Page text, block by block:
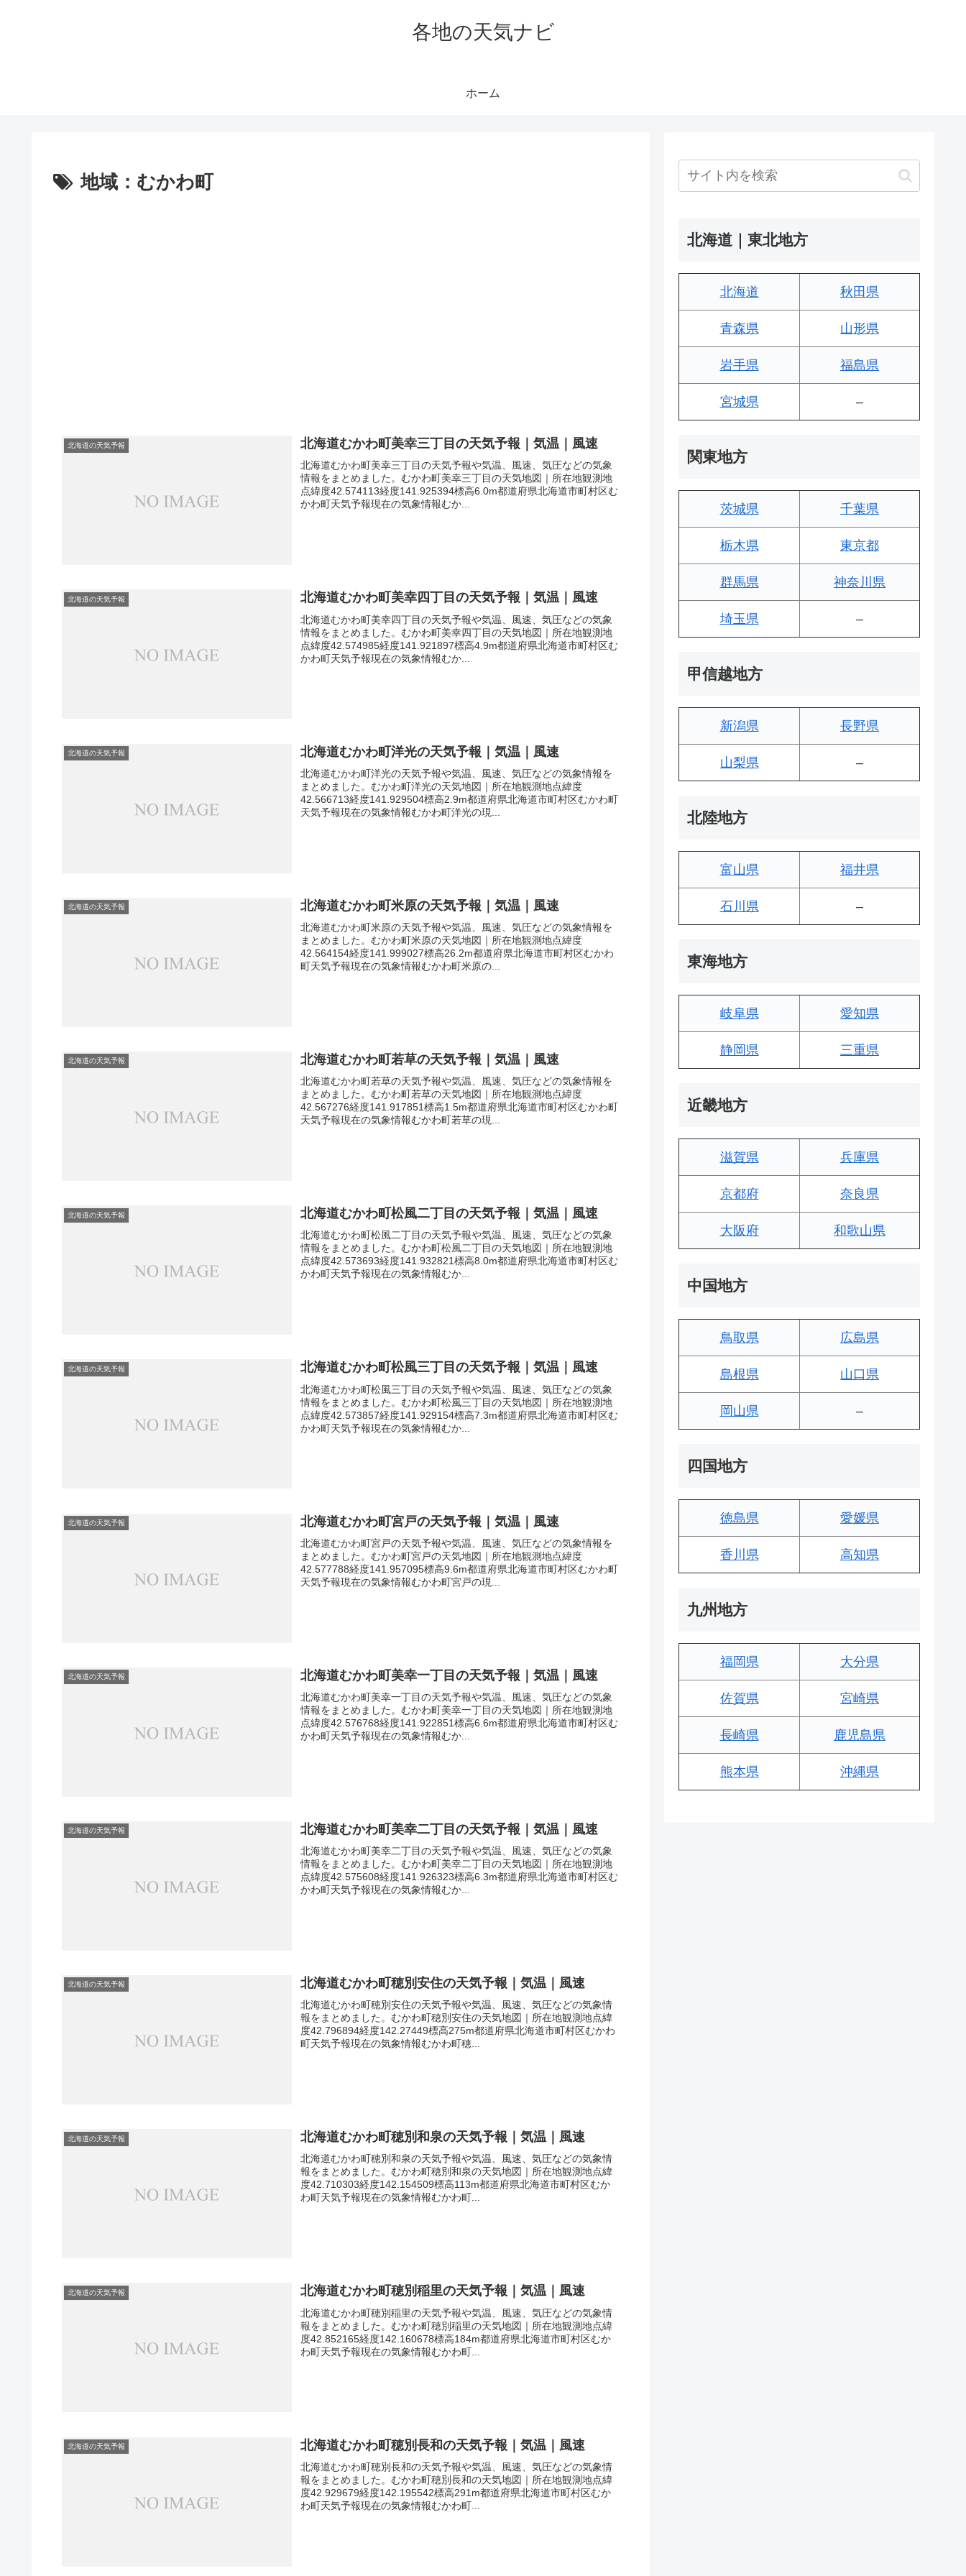
各地の天気ナビ
ホーム
地域：むかわ町
北海道の天気予報 北海道むかわ町美幸三丁目の天気予報｜気温｜風速
北海道むかわ町美幸三丁目の天気予報や気温、風速、気圧などの気象
情報をまとめました。むかわ町美幸三丁目の天気地図｜所在地観測地
点緯度42.574113経度141.925394標高6.0m都道府県北海道市町村区む
かわ町天気予報現在の気象情報むか...
北海道の天気予報 北海道むかわ町美幸四丁目の天気予報｜気温｜風速
北海道むかわ町美幸四丁目の天気予報や気温、風速、気圧などの気象
情報をまとめました。むかわ町美幸四丁目の天気地図｜所在地観測地
点緯度42.574985経度141.921897標高4.9m都道府県北海道市町村区む
かわ町天気予報現在の気象情報むか...
北海道の天気予報 北海道むかわ町洋光の天気予報｜気温｜風速
北海道むかわ町洋光の天気予報や気温、風速、気圧などの気象情報を
まとめました。むかわ町洋光の天気地図｜所在地観測地点緯度
42.566713経度141.929504標高2.9m都道府県北海道市町村区むかわ町
天気予報現在の気象情報むかわ町洋光の現...
北海道の天気予報 北海道むかわ町米原の天気予報｜気温｜風速
北海道むかわ町米原の天気予報や気温、風速、気圧などの気象情報を
まとめました。むかわ町米原の天気地図｜所在地観測地点緯度
42.564154経度141.999027標高26.2m都道府県北海道市町村区むかわ
町天気予報現在の気象情報むかわ町米原の...
北海道の天気予報 北海道むかわ町若草の天気予報｜気温｜風速
北海道むかわ町若草の天気予報や気温、風速、気圧などの気象情報を
まとめました。むかわ町若草の天気地図｜所在地観測地点緯度
42.567276経度141.917851標高1.5m都道府県北海道市町村区むかわ町
天気予報現在の気象情報むかわ町若草の現...
北海道の天気予報 北海道むかわ町松風二丁目の天気予報｜気温｜風速
北海道むかわ町松風二丁目の天気予報や気温、風速、気圧などの気象
情報をまとめました。むかわ町松風二丁目の天気地図｜所在地観測地
点緯度42.573693経度141.932821標高8.0m都道府県北海道市町村区む
かわ町天気予報現在の気象情報むか...
北海道の天気予報 北海道むかわ町松風三丁目の天気予報｜気温｜風速
北海道むかわ町松風三丁目の天気予報や気温、風速、気圧などの気象
情報をまとめました。むかわ町松風三丁目の天気地図｜所在地観測地
点緯度42.573857経度141.929154標高7.3m都道府県北海道市町村区む
かわ町天気予報現在の気象情報むか...
北海道の天気予報 北海道むかわ町宮戸の天気予報｜気温｜風速
北海道むかわ町宮戸の天気予報や気温、風速、気圧などの気象情報を
まとめました。むかわ町宮戸の天気地図｜所在地観測地点緯度
42.577788経度141.957095標高9.6m都道府県北海道市町村区むかわ町
天気予報現在の気象情報むかわ町宮戸の現...
北海道の天気予報 北海道むかわ町美幸一丁目の天気予報｜気温｜風速
北海道むかわ町美幸一丁目の天気予報や気温、風速、気圧などの気象
情報をまとめました。むかわ町美幸一丁目の天気地図｜所在地観測地
点緯度42.576768経度141.922851標高6.6m都道府県北海道市町村区む
かわ町天気予報現在の気象情報むか...
北海道の天気予報 北海道むかわ町美幸二丁目の天気予報｜気温｜風速
北海道むかわ町美幸二丁目の天気予報や気温、風速、気圧などの気象
情報をまとめました。むかわ町美幸二丁目の天気地図｜所在地観測地
点緯度42.575608経度141.926323標高6.3m都道府県北海道市町村区む
かわ町天気予報現在の気象情報むか...
北海道の天気予報 北海道むかわ町穂別安住の天気予報｜気温｜風速
北海道むかわ町穂別安住の天気予報や気温、風速、気圧などの気象情
報をまとめました。むかわ町穂別安住の天気地図｜所在地観測地点緯
度42.796894経度142.27449標高275m都道府県北海道市町村区むかわ
町天気予報現在の気象情報むかわ町穂...
北海道の天気予報 北海道むかわ町穂別和泉の天気予報｜気温｜風速
北海道むかわ町穂別和泉の天気予報や気温、風速、気圧などの気象情
報をまとめました。むかわ町穂別和泉の天気地図｜所在地観測地点緯
度42.710303経度142.154509標高113m都道府県北海道市町村区むか
わ町天気予報現在の気象情報むかわ町...
北海道の天気予報 北海道むかわ町穂別稲里の天気予報｜気温｜風速
北海道むかわ町穂別稲里の天気予報や気温、風速、気圧などの気象情
報をまとめました。むかわ町穂別稲里の天気地図｜所在地観測地点緯
度42.852165経度142.160678標高184m都道府県北海道市町村区むか
わ町天気予報現在の気象情報むかわ町...
北海道の天気予報 北海道むかわ町穂別長和の天気予報｜気温｜風速
北海道むかわ町穂別長和の天気予報や気温、風速、気圧などの気象情
報をまとめました。むかわ町穂別長和の天気地図｜所在地観測地点緯
度42.929679経度142.195542標高291m都道府県北海道市町村区むか
わ町天気予報現在の気象情報むかわ町...
北海道｜東北地方
北海道 秋田県
青森県 山形県
岩手県 福島県
宮城県 –
関東地方
茨城県 千葉県
栃木県 東京都
群馬県 神奈川県
埼玉県 –
甲信越地方
新潟県 長野県
山梨県 –
北陸地方
富山県 福井県
石川県 –
東海地方
岐阜県 愛知県
静岡県 三重県
近畿地方
滋賀県 兵庫県
京都府 奈良県
大阪府 和歌山県
中国地方
鳥取県 広島県
島根県 山口県
岡山県 –
四国地方
徳島県 愛媛県
香川県 高知県
九州地方
福岡県 大分県
佐賀県 宮崎県
長崎県 鹿児島県
熊本県 沖縄県